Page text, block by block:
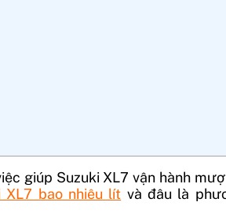
giúp Suzuki XL7 vận hành
XL7 bao nhiêu lít và đâu là